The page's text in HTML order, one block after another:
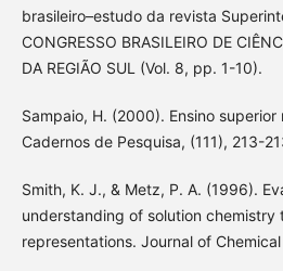
brasileiro–estudo da revista
CONGRESSO BRASILEIRO DE
DA REGIÃO SUL (Vol. 8, pp. 1-10).
Sampaio, H. (2000). Ensino
Cadernos de Pesquisa, (111), 213-
Smith, K. J., & Metz, P. A. (1996).
understanding of solution chemistry
representations. Journal of